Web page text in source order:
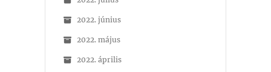
2022. június
2022. május
2022. április